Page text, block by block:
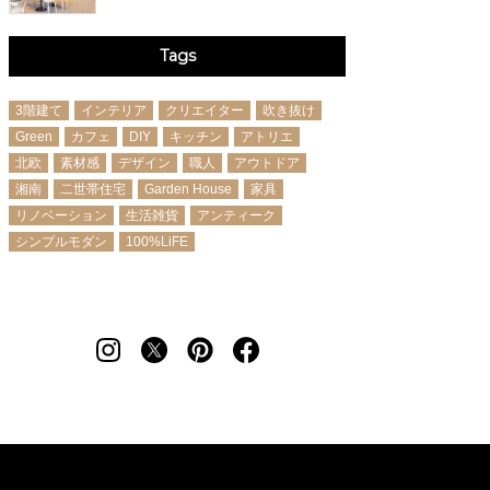
Tags
3階建て インテリア クリエイター
吹き抜け
Green
カフェ DIY キッチン
アトリエ
北欧
素材感 デザイン 職人
アウトドア
湘南
二世帯住宅 Garden House
家具
リノベーション
生活雑貨
アンティーク
シンプルモダン
100%LiFE